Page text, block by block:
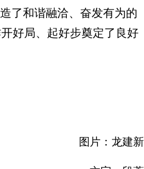
了和谐融洽、奋发有为的
好局、起好步奠定了良好
图片：龙建新